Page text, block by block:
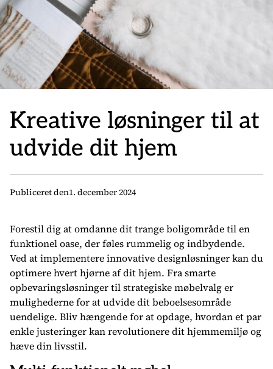
Kreative løsninger til at
udvide dit hjem
Publiceret den1. december 2024
Forestil dig at omdanne dit trange boligområde til en
funktionel oase, der føles rummelig og indbydende.
Ved at implementere innovative designløsninger kan du
optimere hvert hjørne af dit hjem. Fra smarte
opbevaringsløsninger til strategiske møbelvalg er
mulighederne for at udvide dit beboelsesområde
uendelige. Bliv hængende for at opdage, hvordan et par
enkle justeringer kan revolutionere dit hjemmemiljø og
hæve din livsstil.